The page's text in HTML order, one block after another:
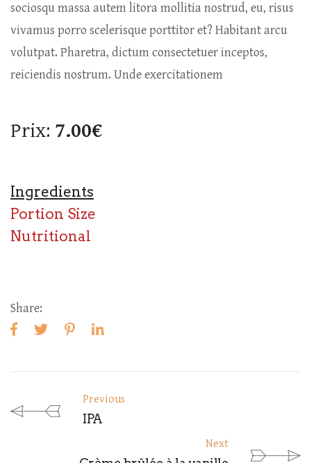
sociosqu massa autem litora mollitia nostrud, eu, risus
vivamus porro scelerisque porttitor et? Habitant arcu
volutpat. Pharetra, dictum consectetuer inceptos,
reiciendis nostrum. Unde exercitationem
Prix: 7.00€
Ingredients
Portion Size
Nutritional
Share:
Previous
IPA
Next